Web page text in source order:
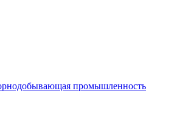
промышленность